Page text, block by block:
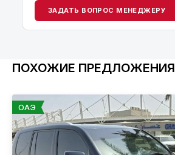
ЗАДАТЬ ВОПРОС МЕНЕДЖЕРУ
ПОХОЖИЕ ПРЕДЛОЖЕНИЯ
ОАЭ